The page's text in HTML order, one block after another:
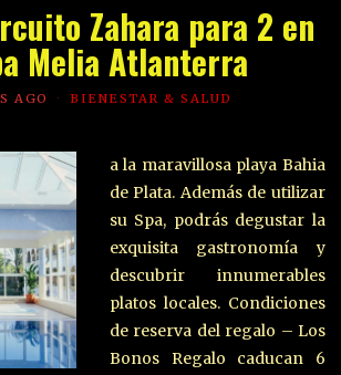
Zahara para 2 en
Melia Atlanterra
AGO BIENESTAR & SALUD
a la maravillosa playa Bahia
de Plata. Además de utilizar
su Spa, podrás degustar la
exquisita gastronomía y
descubrir innumerables
platos locales. Condiciones
de reserva del regalo – Los
Bonos Regalo caducan 6